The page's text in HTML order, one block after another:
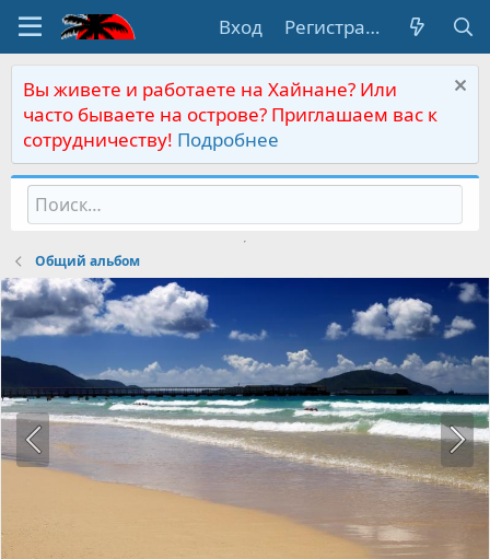
Вход Регистрация
Вы живете и работаете на Хайнане? Или
часто бываете на острове? Приглашаем вас к
сотрудничеству! Подробнее
Общий альбом